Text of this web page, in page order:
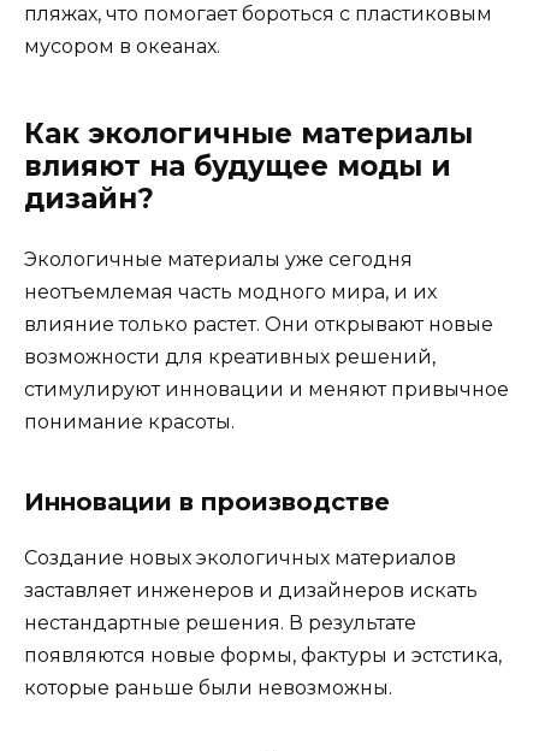
пляжах, что помогает бороться с пластиковым
мусором в океанах.
Как экологичные материалы
влияют на будущее моды и
дизайн?
Экологичные материалы уже сегодня
неотъемлемая часть модного мира, и их
влияние только растет. Они открывают новые
возможности для креативных решений,
стимулируют инновации и меняют привычное
понимание красоты.
Инновации в производстве
Создание новых экологичных материалов
заставляет инженеров и дизайнеров искать
нестандартные решения. В результате
появляются новые формы, фактуры и эстстика,
которые раньше были невозможны.